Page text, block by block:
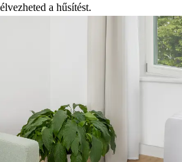
élvezheted a hűsítést.